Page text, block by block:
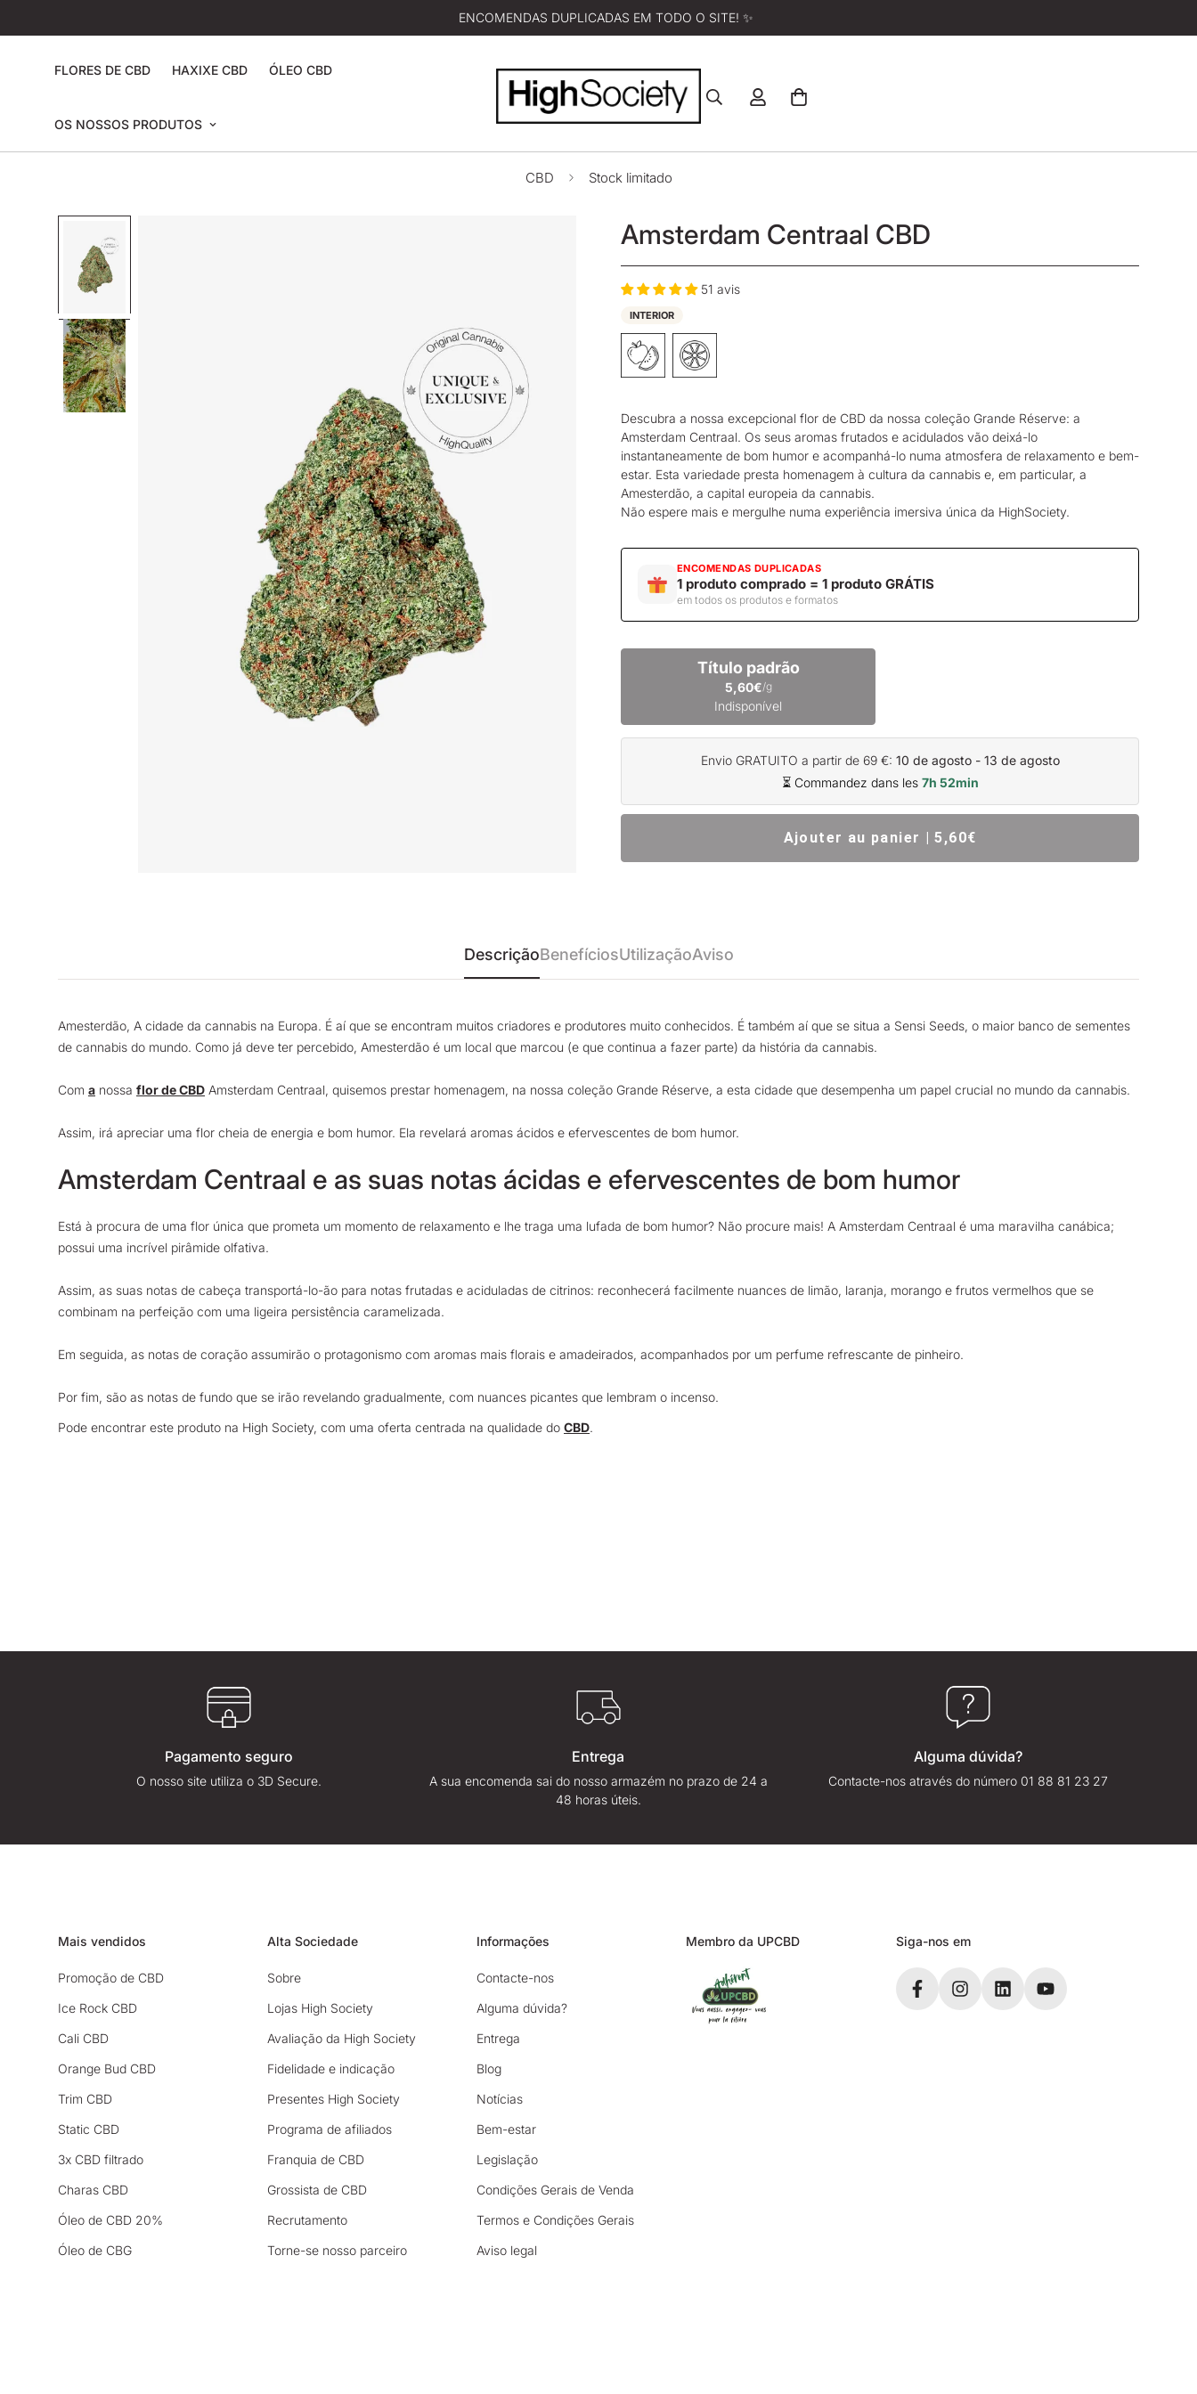
ENCOMENDAS DUPLICADAS EM TODO O SITE! ✨
FLORES DE CBD HAXIXE CBD ÓLEO CBD
OS NOSSOS PRODUTOS
CBD Stock limitado
Amsterdam Centraal CBD
51 avis
INTERIOR
Descubra a nossa excepcional flor de CBD da nossa coleção Grande Réserve: a
Amsterdam Centraal. Os seus aromas frutados e acidulados vão deixá-lo
instantaneamente de bom humor e acompanhá-lo numa atmosfera de relaxamento e bem-
estar. Esta variedade presta homenagem à cultura da cannabis e, em particular, a
Amesterdão, a capital europeia da cannabis.
Não espere mais e mergulhe numa experiência imersiva única da HighSociety.
ENCOMENDAS DUPLICADAS
1 produto comprado = 1 produto GRÁTIS
em todos os produtos e formatos
Título padrão
5,60€/g
Indisponível
Envio GRATUITO a partir de 69 €: 10 de agosto - 13 de agosto
⏳ Commandez dans les 7h 52min
Ajouter au panier | 5,60€
DescriçãoBenefíciosUtilizaçãoAviso
Amesterdão, A cidade da cannabis na Europa. É aí que se encontram muitos criadores e produtores muito conhecidos. É também aí que se situa a Sensi Seeds, o maior banco de sementes
de cannabis do mundo. Como já deve ter percebido, Amesterdão é um local que marcou (e que continua a fazer parte) da história da cannabis.
Com a nossa flor de CBD Amsterdam Centraal, quisemos prestar homenagem, na nossa coleção Grande Réserve, a esta cidade que desempenha um papel crucial no mundo da cannabis.
Assim, irá apreciar uma flor cheia de energia e bom humor. Ela revelará aromas ácidos e efervescentes de bom humor.
Amsterdam Centraal e as suas notas ácidas e efervescentes de bom humor
Está à procura de uma flor única que prometa um momento de relaxamento e lhe traga uma lufada de bom humor? Não procure mais! A Amsterdam Centraal é uma maravilha canábica;
possui uma incrível pirâmide olfativa.
Assim, as suas notas de cabeça transportá-lo-ão para notas frutadas e aciduladas de citrinos: reconhecerá facilmente nuances de limão, laranja, morango e frutos vermelhos que se
combinam na perfeição com uma ligeira persistência caramelizada.
Em seguida, as notas de coração assumirão o protagonismo com aromas mais florais e amadeirados, acompanhados por um perfume refrescante de pinheiro.
Por fim, são as notas de fundo que se irão revelando gradualmente, com nuances picantes que lembram o incenso.
Pode encontrar este produto na High Society, com uma oferta centrada na qualidade do CBD.
Pagamento seguro
O nosso site utiliza o 3D Secure.
Entrega
A sua encomenda sai do nosso armazém no prazo de 24 a
48 horas úteis.
Alguma dúvida?
Contacte-nos através do número 01 88 81 23 27
Mais vendidos
Promoção de CBD
Ice Rock CBD
Cali CBD
Orange Bud CBD
Trim CBD
Static CBD
3x CBD filtrado
Charas CBD
Óleo de CBD 20%
Óleo de CBG
Alta Sociedade
Sobre
Lojas High Society
Avaliação da High Society
Fidelidade e indicação
Presentes High Society
Programa de afiliados
Franquia de CBD
Grossista de CBD
Recrutamento
Torne-se nosso parceiro
Informações
Contacte-nos
Alguma dúvida?
Entrega
Blog
Notícias
Bem-estar
Legislação
Condições Gerais de Venda
Termos e Condições Gerais
Aviso legal
Membro da UPCBD Siga-nos em